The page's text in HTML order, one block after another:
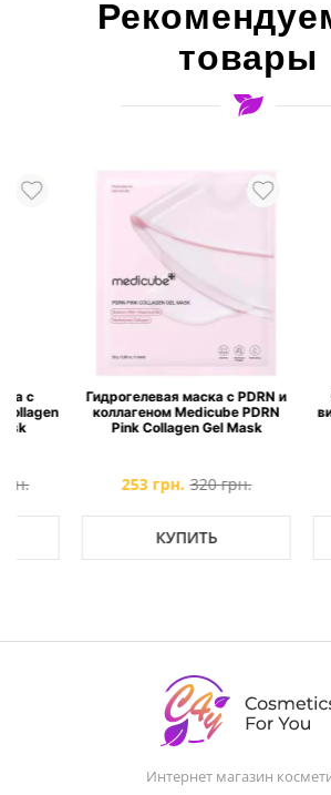
товары
Гидрогелевая маска с PDRN и
коллагеном Medicube PDRN
Pink Collagen Gel Mask
253 грн. 320 грн.
КУПИТЬ
Интернет магазин